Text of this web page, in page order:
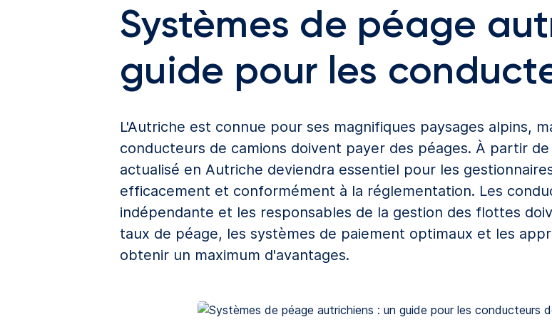
Systèmes de péage
guide pour les
L'Autriche est connue pour ses magnifiques paysages alpins,
conducteurs de camions doivent payer des péages. À partir
actualisé en Autriche deviendra essentiel pour les
efficacement et conformément à la réglementation. Les
indépendante et les responsables de la gestion des flottes
taux de péage, les systèmes de paiement optimaux et les
obtenir un maximum d'avantages.